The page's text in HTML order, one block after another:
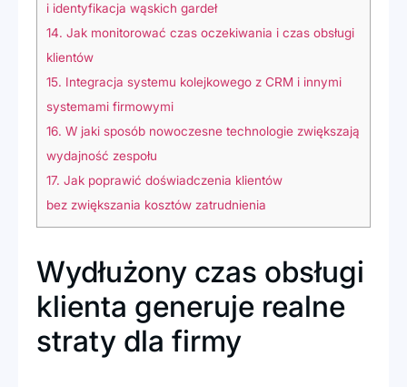
i identyfikacja wąskich gardeł
14. Jak monitorować czas oczekiwania i czas obsługi
klientów
15. Integracja systemu kolejkowego z CRM i innymi
systemami firmowymi
16. W jaki sposób nowoczesne technologie zwiększają
wydajność zespołu
17. Jak poprawić doświadczenia klientów
bez zwiększania kosztów zatrudnienia
Wydłużony czas obsługi
klienta generuje realne
straty dla firmy